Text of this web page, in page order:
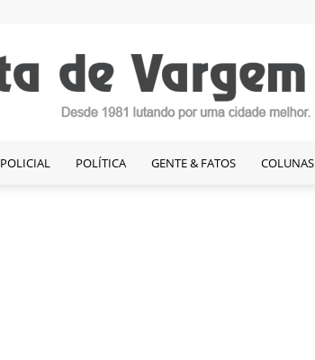
POLICIAL POLÍTICA GENTE & FATOS COLUNAS